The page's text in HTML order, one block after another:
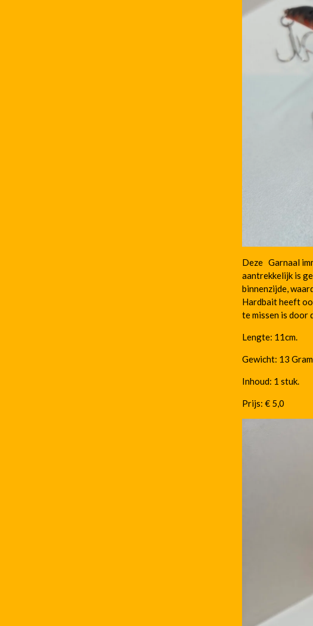
Deze Garnaal
aantrekkelijk is
binnenzijde,
Hardbait heeft
te missen is door
Lengte: 11cm.
Gewicht: 13
Inhoud: 1 stuk.
Prijs: € 5,0